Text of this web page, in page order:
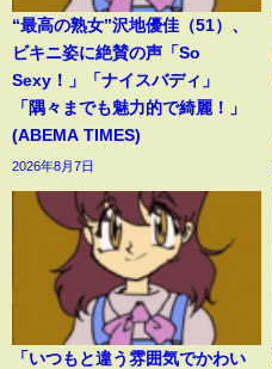
“最高の熟女”沢地優佳（51）、
ビキニ姿に絶賛の声「So
Sexy！」「ナイスバディ」
「隅々までも魅力的で綺麗！」
(ABEMA TIMES)
2026年8月7日
「いつもと違う雰囲気でかわい